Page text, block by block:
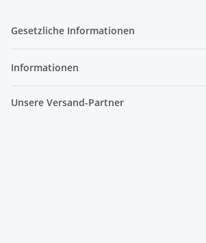
Gesetzliche Informationen
Informationen
Unsere Versand-Partner